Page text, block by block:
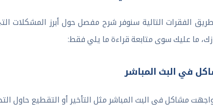
الفقرات التالية سنوفر شرح مفصل حول أبرز
ما عليك سوى متابعة قراءة ما يلي فقط:
في البث المباشر
واجهت مشاكل في البث المباشر مثل التأخير أو التقطيع حاول